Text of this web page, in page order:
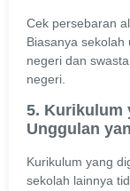
Cek persebaran
Biasanya sekolah
negeri dan
negeri.
5. Kurikulum
Unggulan
Kurikulum yang
sekolah lainnya